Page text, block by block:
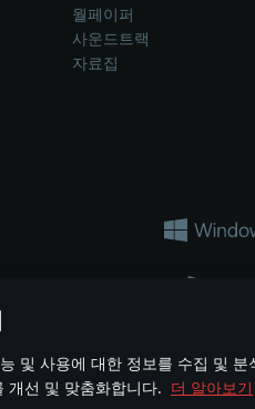
및 사용에 대한 정보를 수집 및 분
개선 및 맞춤화합니다. 더 알아보기
월페이퍼
사운드트랙
자료집
기나 차량을 묘사하는 것은 무기
All trademarks, logos and brand
이용 약관